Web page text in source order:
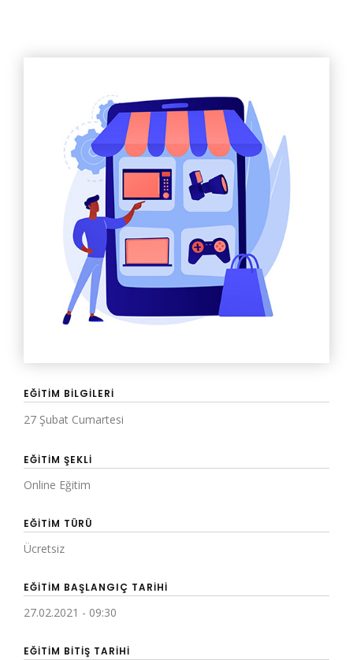
EĞITIM BILGILERI
27 Şubat Cumartesi
EĞITIM ŞEKLI
Online Eğitim
EĞITIM TÜRÜ
Ücretsiz
EĞITIM BAŞLANGIÇ TARIHI
27.02.2021 - 09:30
EĞITIM BITIŞ TARIHI